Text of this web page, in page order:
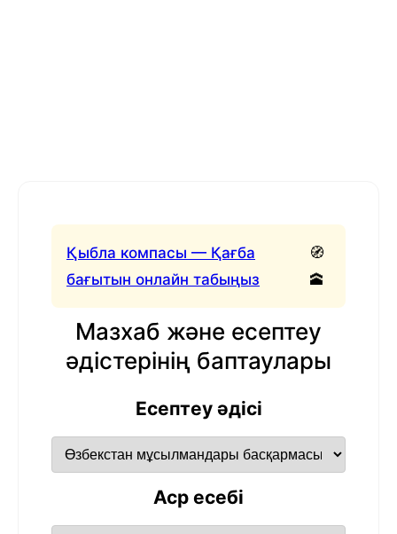
Қыбла компасы — Қағба
бағытын онлайн табыңыз
🧭
🕋
Мазхаб және есептеу
әдістерінің баптаулары
Есептеу әдісі
Аср есебі